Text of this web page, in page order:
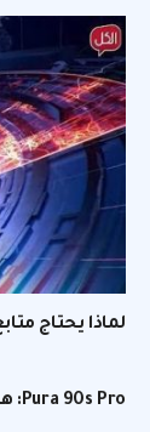
لماذا يحتاج
Pura 90s Pro: هاتف يجمع التصوير الفائق والبطارية الطويلة